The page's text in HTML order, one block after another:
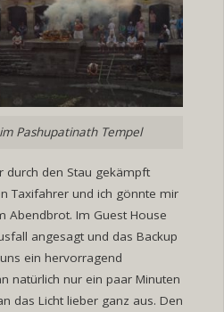
Pashupatinath Tempel
durch den Stau gekämpft
Taxifahrer und ich gönnte mir
Abendbrot. Im Guest House
angesagt und das Backup
ein hervorragend
natürlich nur ein paar Minuten
das Licht lieber ganz aus. Den